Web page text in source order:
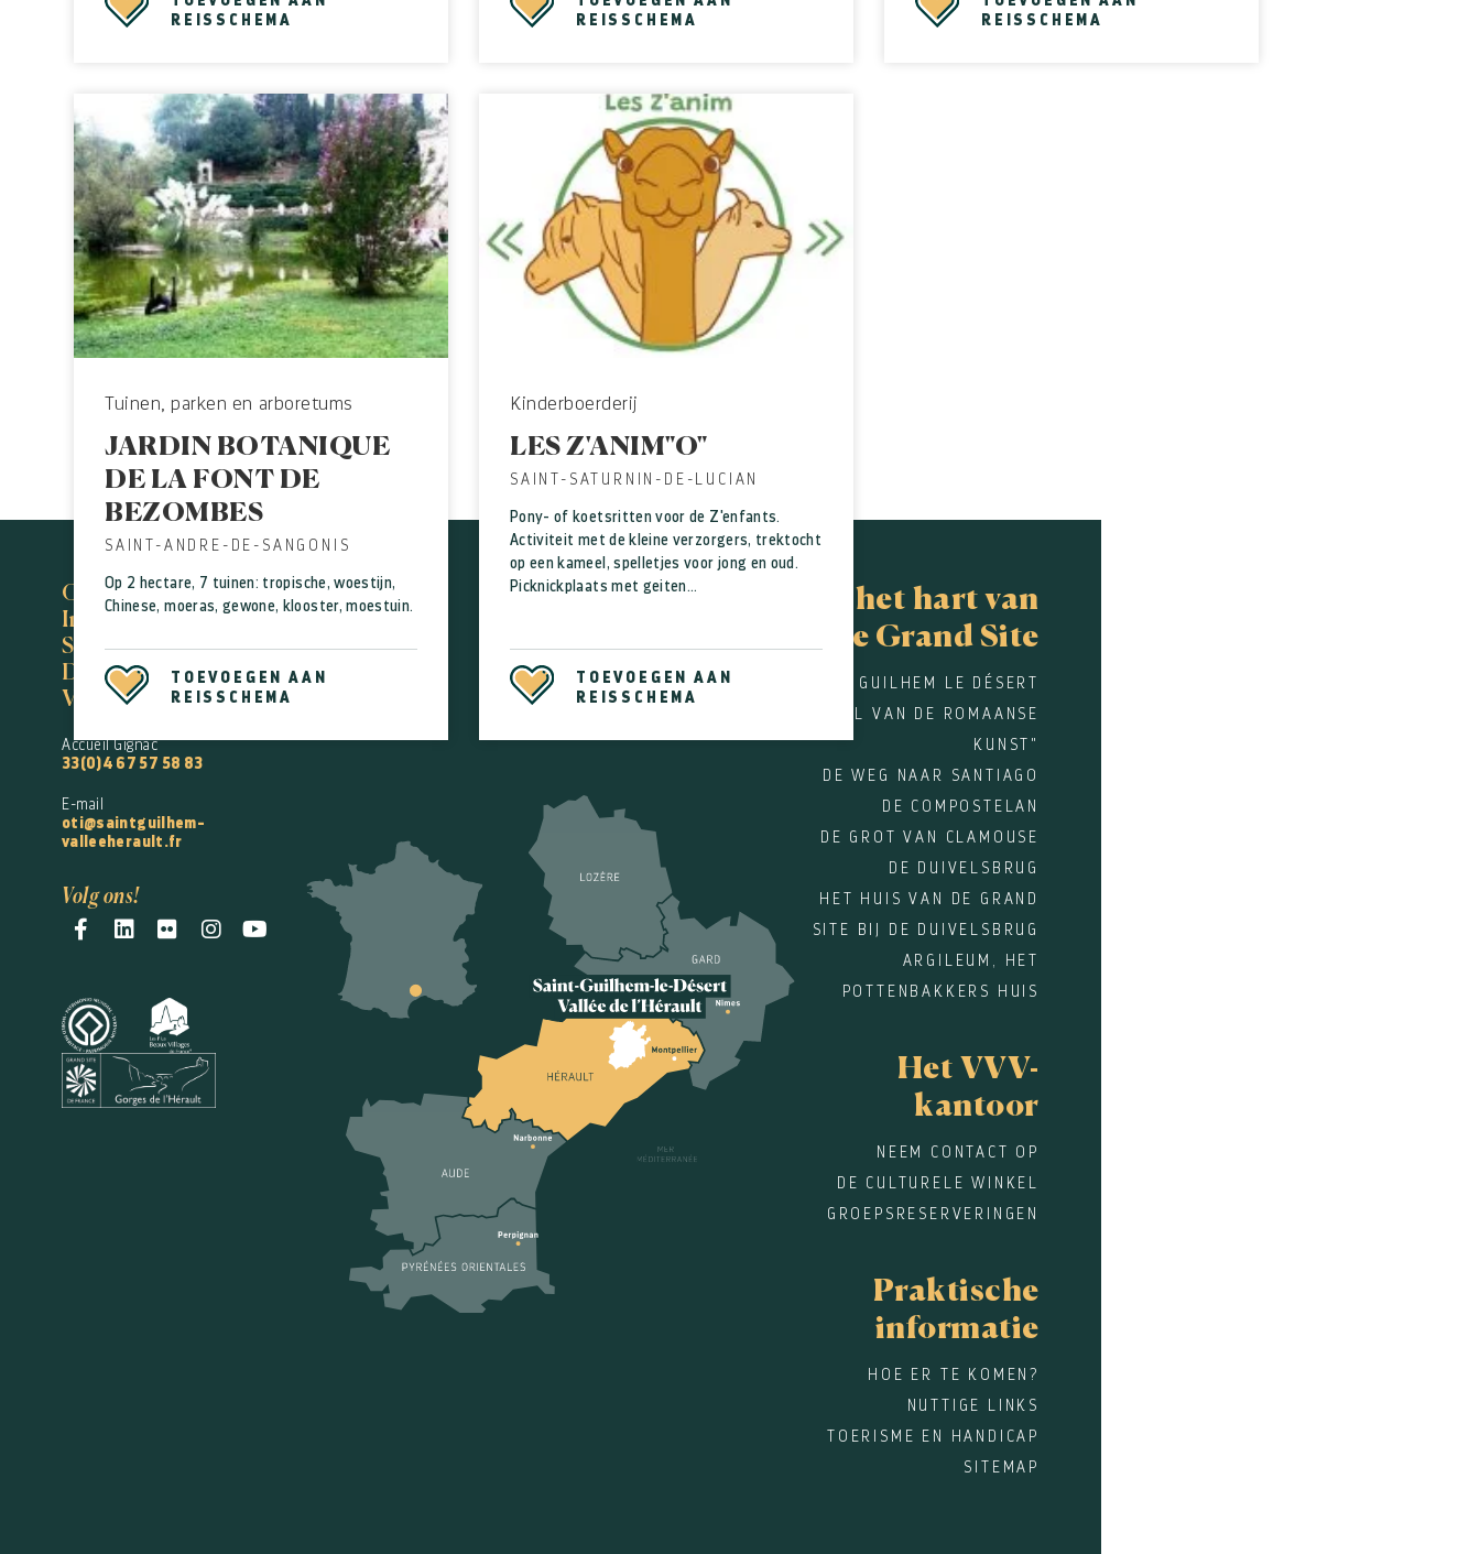
REISSCHEMA
REISSCHEMA
REISSCHEMA
Tuinen, parken en arboretums
JARDIN BOTANIQUE
DE LA FONT DE
BEZOMBES
SAINT-ANDRE-DE-SANGONIS
Op 2 hectare, 7 tuinen: tropische, woestijn,
Chinese, moeras, gewone, klooster, moestuin.
TOEVOEGEN AAN
REISSCHEMA
Kinderboerderij
LES Z'ANIM"O"
SAINT-SATURNIN-DE-LUCIAN
Pony- of koetsritten voor de Z'enfants.
Activiteit met de kleine verzorgers, trektocht
op een kameel, spelletjes voor jong en oud.
Picknickplaats met geiten...
TOEVOEGEN AAN
REISSCHEMA
Office de Tourisme
Intercommunal
Saint-Guilhem-le-
Désert
Vallée de l'Hérault
Accueil Gignac
33(0)4 67 57 58 83
E-mail
oti@saintguilhem-
valleeherault.fr
Volg ons!
In het hart van
de Grand Site
SAINT GUILHEM LE DÉSERT
"PAREL VAN DE ROMAANSE
KUNST"
DE WEG NAAR SANTIAGO
DE COMPOSTELAN
DE GROT VAN CLAMOUSE
DE DUIVELSBRUG
HET HUIS VAN DE GRAND
SITE BIJ DE DUIVELSBRUG
ARGILEUM, HET
POTTENBAKKERS HUIS
Het VVV-
kantoor
NEEM CONTACT OP
DE CULTURELE WINKEL
GROEPSRESERVERINGEN
Praktische
informatie
HOE ER TE KOMEN?
NUTTIGE LINKS
TOERISME EN HANDICAP
SITEMAP